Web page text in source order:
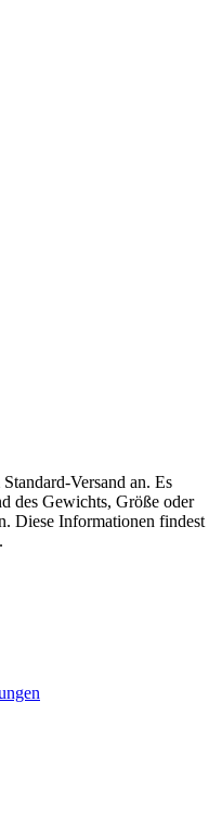
Versand an. Es
des Gewichts, Größe oder
Diese Informationen findest